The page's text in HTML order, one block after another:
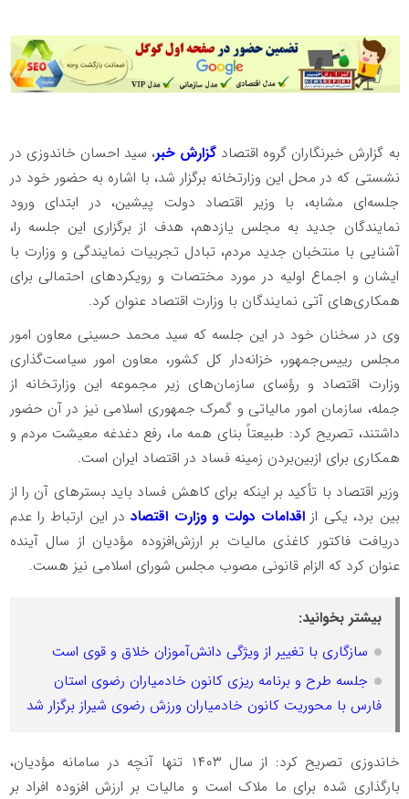
به گزارش خبرنگاران گروه اقتصاد گزارش خبر، سید احسان خاندوزی در
نشستی که در محل این وزارتخانه برگزار شد، با اشاره به حضور خود در
جلسه‌ای مشابه، با وزیر اقتصاد دولت پیشین، در ابتدای ورود
نمایندگان جدید به مجلس یازدهم، هدف از برگزاری این جلسه را،
آشنایی با منتخبان جدید مردم، تبادل تجربیات نمایندگی و وزارت با
ایشان و اجماع اولیه در مورد مختصات و رویکردهای احتمالی برای
همکاری‌های آتی نمایندگان با وزارت اقتصاد عنوان کرد.
وی در سخنان خود در این جلسه که سید محمد حسینی معاون امور
مجلس رییس‌جمهور، خزانه‌دار کل کشور، معاون امور سیاست‌گذاری
وزارت اقتصاد و رؤسای سازمان‌های زیر مجموعه این وزارتخانه از
جمله، سازمان امور مالیاتی و گمرک جمهوری اسلامی نیز در آن حضور
داشتند، تصریح کرد: طبیعتاً بنای همه ما، رفع دغدغه معیشت مردم و
همکاری برای ازبین‌بردن زمینه فساد در اقتصاد ایران است.
وزیر اقتصاد با تأکید بر اینکه برای کاهش فساد باید بسترهای آن را از
بین برد، یکی از اقدامات دولت و وزارت اقتصاددر این‌ ارتباط را عدم
دریافت فاکتور کاغذی مالیات بر ارزش‌افزوده مؤدیان از سال آینده
عنوان کرد که الزام قانونی مصوب مجلس شورای اسلامی نیز هست.
بیشتر بخوانید:
سازگاری با تغییر از ویژگی دانش‌آموزان خلاق و قوی است
جلسه طرح و برنامه ریزی کانون خادمیاران رضوی استان
فارس با محوریت کانون خادمیاران ورزش رضوی شیراز برگزار شد
خاندوزی تصریح کرد: از سال ۱۴۰۳ تنها آنچه در سامانه مؤدیان،
بارگذاری شده برای ما ملاک است و مالیات بر ارزش افزوده افراد بر